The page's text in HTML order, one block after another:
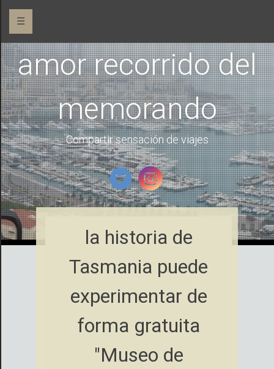
☰
amor recorrido del
memorando
Compartir sensación de viajes
la historia de
Tasmania puede
experimentar de
forma gratuita
"Museo de